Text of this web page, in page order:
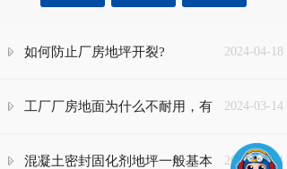
如何防止厂房地坪开裂? 2024-04-18
工厂厂房地面为什么不耐用，有
哪些原因产生的？
2024-03-14
混凝土密封固化剂地坪一般基本 2024-05-14